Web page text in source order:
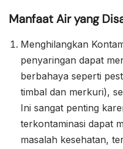
Manfaat Air yang
Menghilangkan
penyaringan dapat
berbahaya seperti
timbal dan merkuri),
Ini sangat penting
terkontaminasi dapat
masalah kesehatan,